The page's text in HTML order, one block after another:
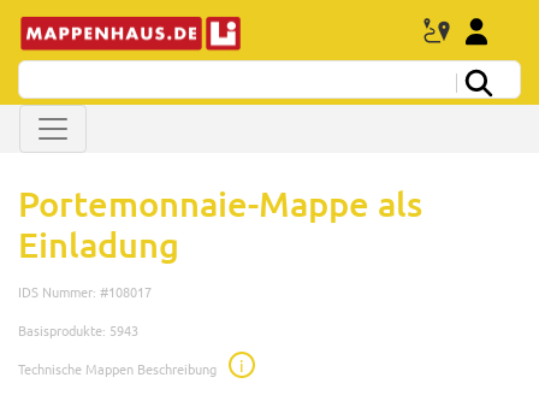
Portemonnaie-Mappe als
Einladung
IDS Nummer: #108017
Basisprodukte: 5943
Technische Mappen Beschreibung
i